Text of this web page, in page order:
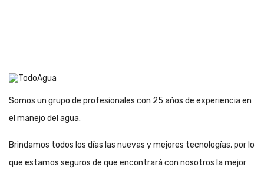
Somos un grupo de profesionales con 25 años de experiencia en
el manejo del agua.
Brindamos todos los días las nuevas y mejores tecnologías, por lo
que estamos seguros de que encontrará con nosotros la mejor